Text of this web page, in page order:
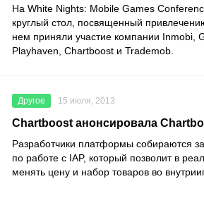
На White Nights: Mobile Games
круглый стол, посвященный
нем приняли участие компании Inmobi,
Playhaven, Chartboost и Trademob.
Другое 15 июля, 2013
Chartboost анонсировала
Разработчики платформы собираются
по работе с IAP, который позволит в
менять цену и набор товаров во